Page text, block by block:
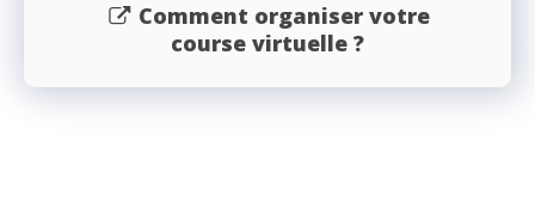
Comment organiser votre
course virtuelle ?